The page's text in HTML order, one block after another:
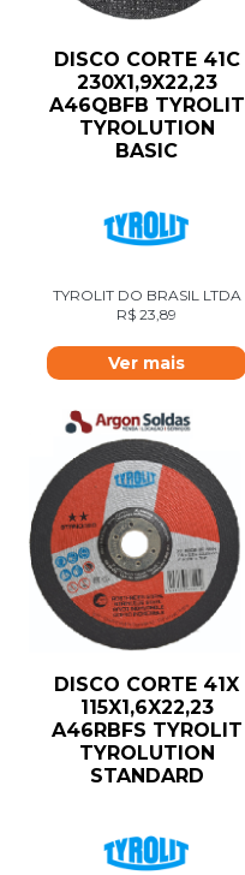
DISCO CORTE 41C
230X1,9X22,23
A46QBFB TYROLIT
TYROLUTION
BASIC
TYROLIT DO BRASIL LTDA
R$ 23,89
Ver mais
DISCO CORTE 41X
115X1,6X22,23
A46RBFS TYROLIT
TYROLUTION
STANDARD